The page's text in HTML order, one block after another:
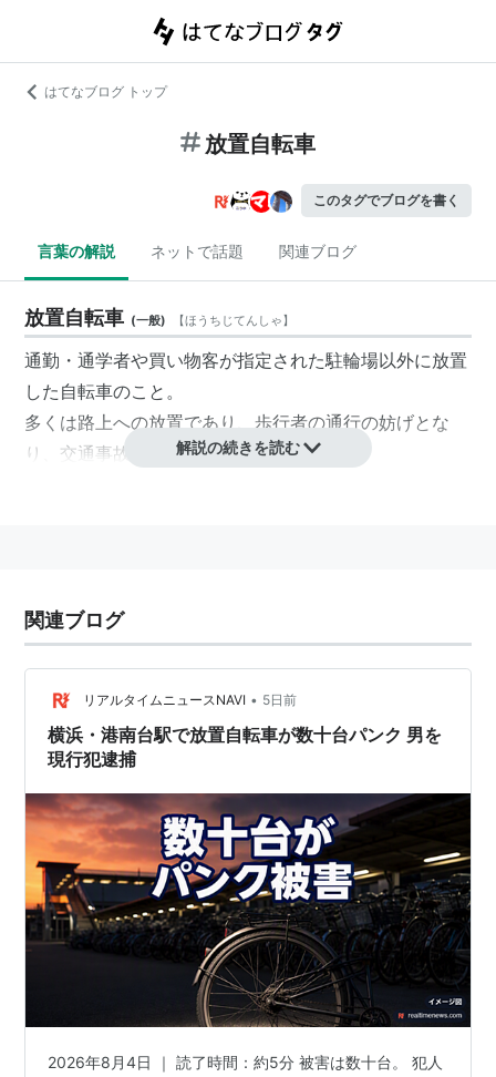
はてなブログ トップ
放置自転車
このタグでブログを書く
言葉の解説 ネットで話題 関連ブログ
放置自転車 (一般) 【ほうちじてんしゃ】
通勤・通学者や買い物客が指定された駐輪場以外に放置
した自転車のこと。
多くは路上への放置であり、歩行者の通行の妨げとな
り、交通事故の原因ともなる。
解説の続きを読む
関連ブログ
リアルタイムニュースNAVI • 5日前
横浜・港南台駅で放置自転車が数十台パンク 男を
現行犯逮捕
2026年8月4日 ｜ 読了時間：約5分 被害は数十台。 犯人